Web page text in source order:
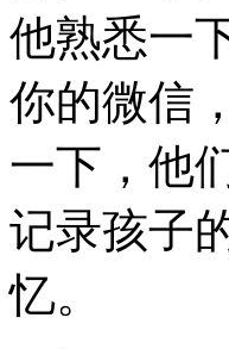
他熟悉一
你的微信
一下，他
记录孩子
忆。